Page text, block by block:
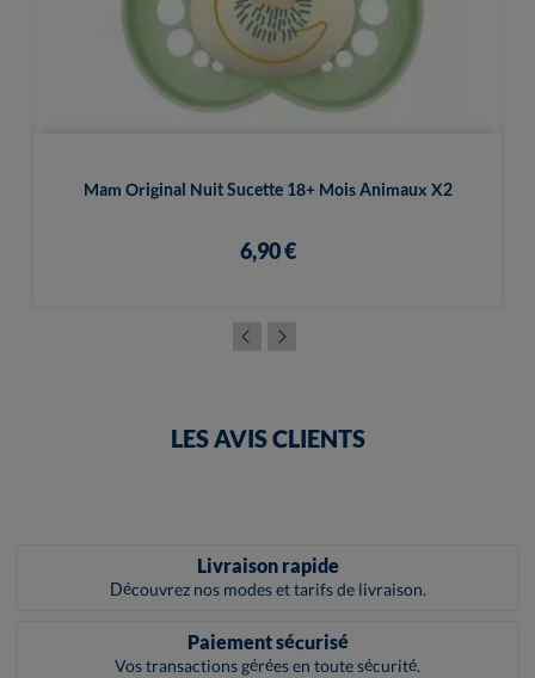
Mam Original Nuit Sucette 18+ Mois Animaux X2
6,90 €
LES AVIS CLIENTS
Livraison rapide
Découvrez nos modes et tarifs de livraison.
Paiement sécurisé
Vos transactions gérées en toute sécurité.